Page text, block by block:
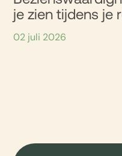
je zien tijdens je
02 juli 2026